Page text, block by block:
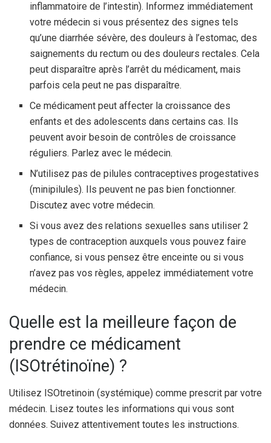
inflammatoire de l’intestin). Informez immédiatement
votre médecin si vous présentez des signes tels
qu’une diarrhée sévère, des douleurs à l’estomac, des
saignements du rectum ou des douleurs rectales. Cela
peut disparaître après l’arrêt du médicament, mais
parfois cela peut ne pas disparaître.
Ce médicament peut affecter la croissance des
enfants et des adolescents dans certains cas. Ils
peuvent avoir besoin de contrôles de croissance
réguliers. Parlez avec le médecin.
N’utilisez pas de pilules contraceptives progestatives
(minipilules). Ils peuvent ne pas bien fonctionner.
Discutez avec votre médecin.
Si vous avez des relations sexuelles sans utiliser 2
types de contraception auxquels vous pouvez faire
confiance, si vous pensez être enceinte ou si vous
n’avez pas vos règles, appelez immédiatement votre
médecin.
Quelle est la meilleure façon de
prendre ce médicament
(ISOtrétinoïne) ?
Utilisez ISOtretinoin (systémique) comme prescrit par votre
médecin. Lisez toutes les informations qui vous sont
données. Suivez attentivement toutes les instructions.